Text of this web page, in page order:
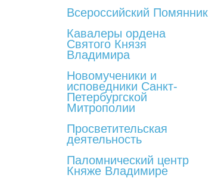
Всероссийский Помянник
Кавалеры ордена
Святого Князя
Владимира
Новомученики и
исповедники Санкт-
Петербургской
Митрополии
Просветительская
деятельность
Паломнический центр
Княже Владимире